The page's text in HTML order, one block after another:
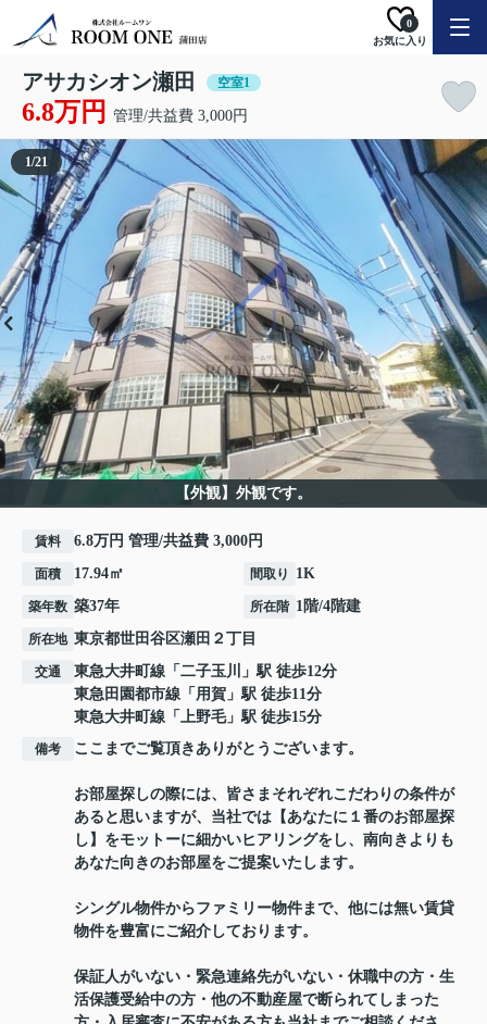
お気に入り
0
アサカシオン瀬田 空室1
6.8万円 管理/共益費 3,000円
【外観】外観です。
1/21
賃料 6.8万円 管理/共益費 3,000円
面積 17.94㎡ 間取り 1K
築年数 築37年 所在階 1階/4階建
所在地 東京都世田谷区瀬田 ２丁目
交通 東急大井町線 「 二子玉川
」駅 徒歩12分
東急田園都市線 「 用賀 」駅 徒歩11分
東急大井町線 「 上野毛」駅 徒歩15分
備考 ここまでご覧頂きありがとうございます。
お部屋探しの際には、皆さまそれぞれこだわりの条件が
あると思いますが、当社では【あなたに１番のお部屋探
し】をモットーに細かいヒアリングをし、南向きよりも
あなた向きのお部屋をご提案いたします。
シングル物件からファミリー物件まで、他には無い賃貸
物件を豊富にご紹介しております。
保証人がいない・緊急連絡先がいない・休職中の方・生
活保護受給中の方・他の不動産屋で断られてしまった